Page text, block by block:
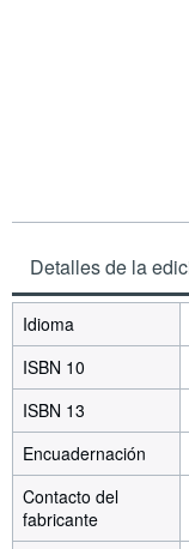
Detalles de la
Idioma
ISBN 10
ISBN 13
Encuadernación
Contacto del
fabricante